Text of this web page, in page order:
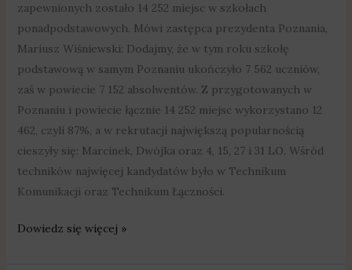
zapewnionych zostało 14 252 miejsc w szkołach
ponadpodstawowych. Mówi zastępca prezydenta Poznania,
Mariusz Wiśniewski: Dodajmy, że w tym roku szkołę
podstawową w samym Poznaniu ukończyło 7 562 uczniów,
zaś w powiecie 7 152 absolwentów. Z przygotowanych w
Poznaniu i powiecie łącznie 14 252 miejsc wykorzystano 12
462, czyli 87%, a w rekrutacji największą popularnością
cieszyły się: Marcinek, Dwójka oraz 4, 15, 27 i 31 LO. Wśród
techników najwięcej kandydatów było w Technikum
Komunikacji oraz Technikum Łączności.
Dowiedz się więcej »